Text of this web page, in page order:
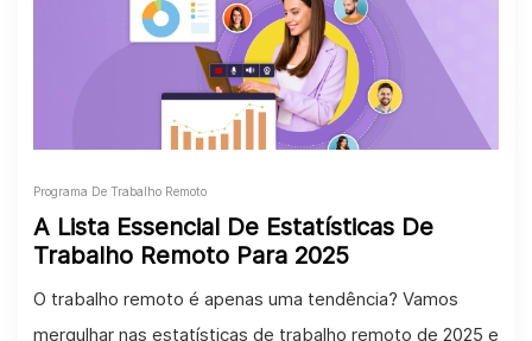
Programa De Trabalho Remoto
A Lista Essencial De Estatísticas De
Trabalho Remoto Para 2025
O trabalho remoto é apenas uma tendência? Vamos
mergulhar nas estatísticas de trabalho remoto de 2025 e